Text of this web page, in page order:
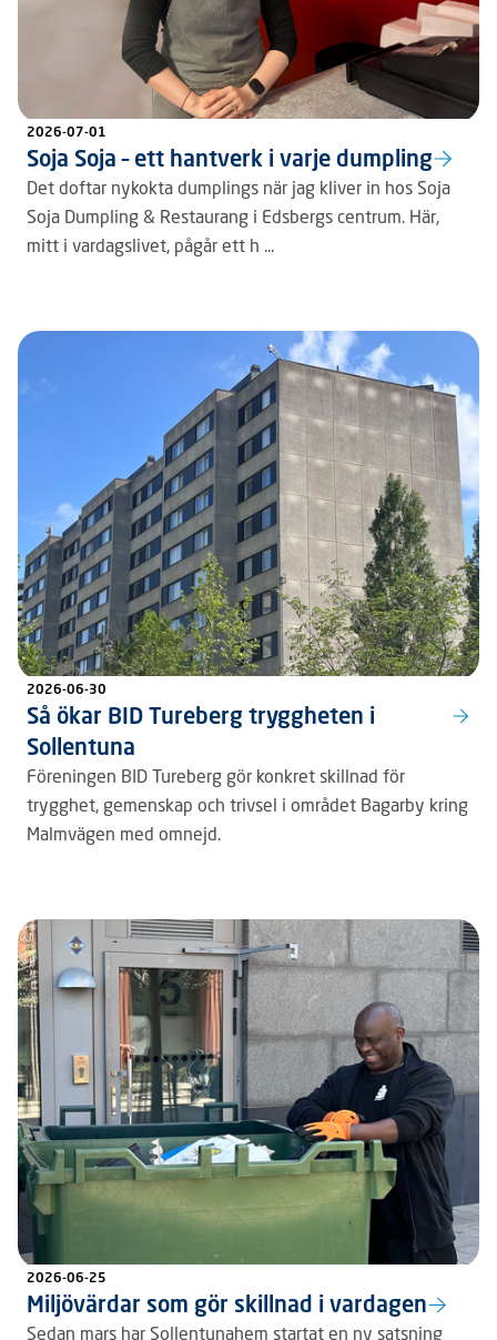
2026-07-01
Soja Soja – ett hantverk i varje dumpling
Det doftar nykokta dumplings när jag kliver in hos Soja
Soja Dumpling & Restaurang i Edsbergs centrum. Här,
mitt i vardagslivet, pågår ett h ...
2026-06-30
Så ökar BID Tureberg tryggheten i
Sollentuna
Föreningen BID Tureberg gör konkret skillnad för
trygghet, gemenskap och trivsel i området Bagarby kring
Malmvägen med omnejd.
2026-06-25
Miljövärdar som gör skillnad i vardagen
Sedan mars har Sollentunahem startat en ny satsning